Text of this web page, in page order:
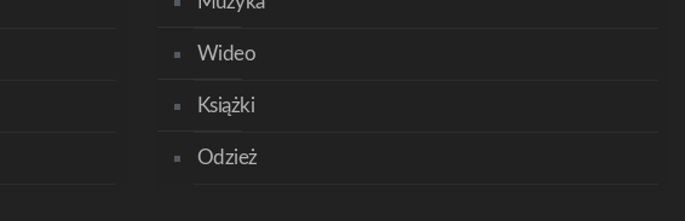
Wideo
Książki
Odzież